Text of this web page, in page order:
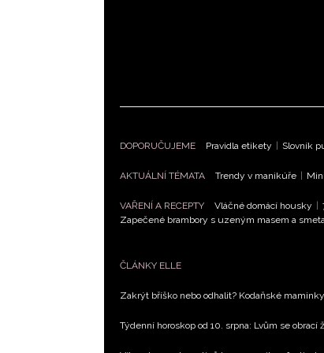
DOPORUČUJEME Pravidla etikety | Slovník
AKTUÁLNÍ TÉMATA Trendy v manikúře |
VAŘENÍ A RECEPTY Vláčné domácí housky |
Zapečené brambory s uzeným masem a
ČLÁNKY ELLE
Zakrýt bříško nebo odhalit? Kodaňské
Týdenní horoskop od 10. srpna: Lvům se